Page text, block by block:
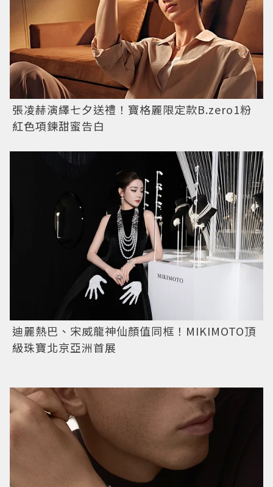
張凌赫演繹七夕送禮！寶格麗限定款B.zero1粉
紅色項鍊甜蜜告白
迪麗熱巴、宋威龍神仙顏值同框！MIKIMOTO頂
級珠寶北京亞洲首展